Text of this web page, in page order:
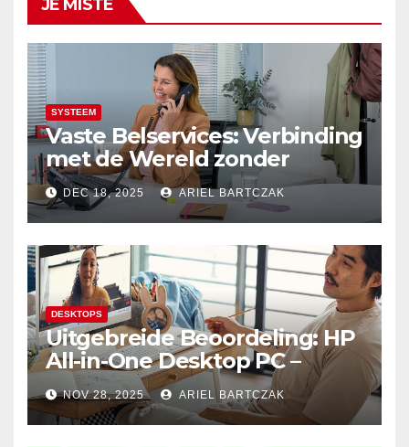
JE MISTE
SYSTEEM
Vaste Belservices: Verbinding
met de Wereld zonder
Onderbrekingen – Alleen bij
Budget Internet
DEC 18, 2025 ARIEL BARTCZAK
DESKTOPS
Uitgebreide Beoordeling: HP
All-in-One Desktop PC –
Krachtige Prestaties en
Minimalistisch Design in
Perfecte Harmonie
NOV 28, 2025 ARIEL BARTCZAK